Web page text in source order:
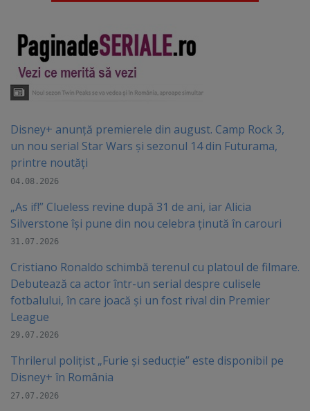
Disney+ anunță premierele din august. Camp Rock 3,
un nou serial Star Wars și sezonul 14 din Futurama,
printre noutăți
04.08.2026
„As if!” Clueless revine după 31 de ani, iar Alicia
Silverstone își pune din nou celebra ținută în carouri
31.07.2026
Cristiano Ronaldo schimbă terenul cu platoul de filmare.
Debutează ca actor într-un serial despre culisele
fotbalului, în care joacă şi un fost rival din Premier
League
29.07.2026
Thrilerul polițist „Furie și seducție” este disponibil pe
Disney+ în România
27.07.2026